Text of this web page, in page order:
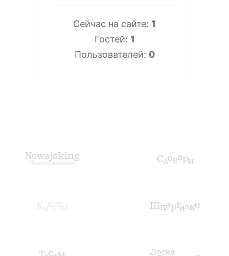
Сейчас на сайте: 1
Гостей: 1
Пользователей: 0